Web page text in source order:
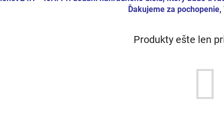
Ďakujeme za pochopenie,
Produkty ešte len